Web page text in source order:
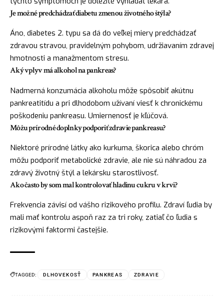
Je možné predchádzať diabetu zmenou životného štýla?
Áno, diabetes 2. typu sa dá do veľkej miery predchádzať
zdravou stravou, pravidelným pohybom, udržiavaním zdravej
hmotnosti a manažmentom stresu.
Aký vplyv má alkohol na pankreas?
Nadmerná konzumácia alkoholu môže spôsobiť akútnu
pankreatitídu a pri dlhodobom užívaní viesť k chronickému
poškodeniu pankreasu. Umiernenosť je kľúčová.
Môžu prírodné doplnky podporiť zdravie pankreasu?
Niektoré prírodné látky ako kurkuma, škorica alebo chróm
môžu podporiť metabolické zdravie, ale nie sú náhradou za
zdravý životný štýl a lekársku starostlivosť.
Ako často by som mal kontrolovať hladinu cukru v krvi?
Frekvencia závisí od vášho rizikového profilu. Zdraví ľudia by
mali mať kontrolu aspoň raz za tri roky, zatiaľ čo ľudia s
rizikovými faktormi častejšie.
TAGGED: DLHOVEKOSŤ PANKREAS ZDRAVIE